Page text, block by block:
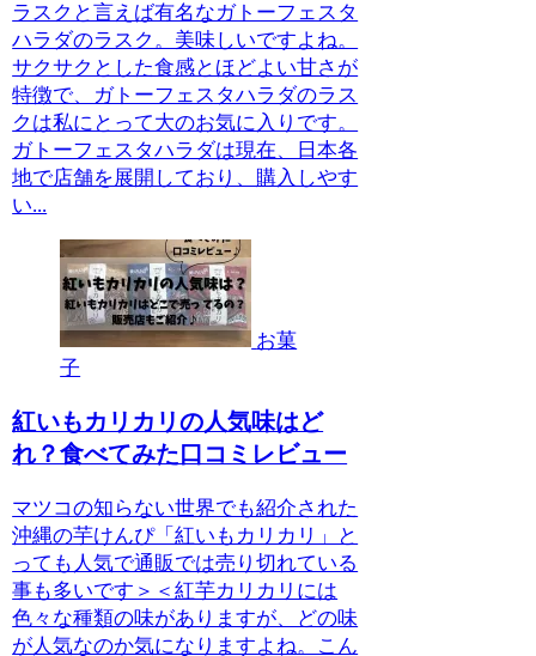
ラスクと言えば有名なガトーフェスタ
ハラダのラスク。美味しいですよね。
サクサクとした食感とほどよい甘さが
特徴で、ガトーフェスタハラダのラス
クは私にとって大のお気に入りです。
ガトーフェスタハラダは現在、日本各
地で店舗を展開しており、購入しやす
い...
お菓
子
紅いもカリカリの人気味はど
れ？食べてみた口コミレビュー
マツコの知らない世界でも紹介された
沖縄の芋けんぴ「紅いもカリカリ」と
っても人気で通販では売り切れている
事も多いです＞＜紅芋カリカリには
色々な種類の味がありますが、どの味
が人気なのか気になりますよね。こん